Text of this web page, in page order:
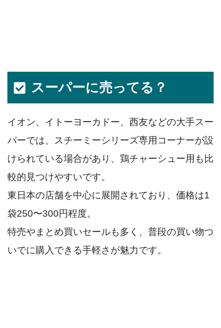
スーパーに売ってる？
イオン、イトーヨーカドー、西友などの大手スー
パーでは、スチーミーシリーズ専用コーナーが設
けられている場合があり、鶏チャーシュー用も比
較的見つけやすいです。
東日本の店舗を中心に展開されており、価格は1
袋250〜300円程度。
特売やまとめ買いセールも多く、普段の買い物つ
いでに購入できる手軽さが魅力です。